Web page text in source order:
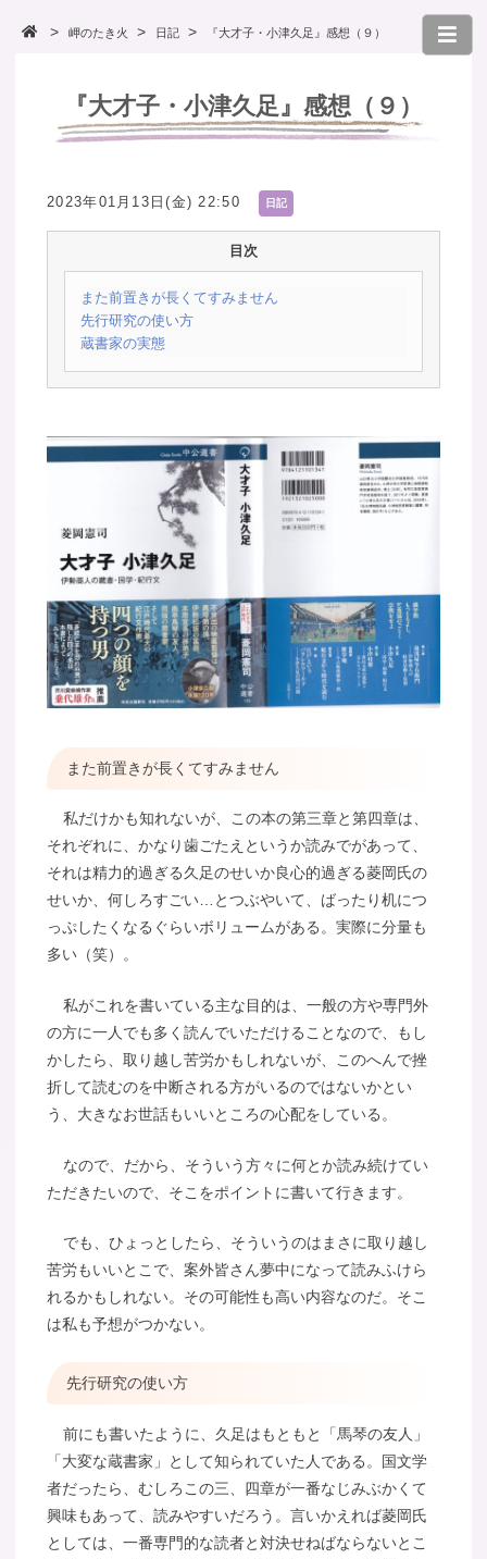
岬のたき火 日記 『大才子・小津久足』感想（９）
『大才子・小津久足』感想（９）
2023年01月13日(金) 22:50 日記
目次
また前置きが長くてすみません
先行研究の使い方
蔵書家の実態
また前置きが長くてすみません
私だけかも知れないが、この本の第三章と第四章は、
それぞれに、かなり歯ごたえというか読みでがあって、
それは精力的過ぎる久足のせいか良心的過ぎる菱岡氏の
せいか、何しろすごい…とつぶやいて、ばったり机につ
っぷしたくなるぐらいボリュームがある。実際に分量も
多い（笑）。
私がこれを書いている主な目的は、一般の方や専門外
の方に一人でも多く読んでいただけることなので、もし
かしたら、取り越し苦労かもしれないが、このへんで挫
折して読むのを中断される方がいるのではないかとい
う、大きなお世話もいいところの心配をしている。
なので、だから、そういう方々に何とか読み続けてい
ただきたいので、そこをポイントに書いて行きます。
でも、ひょっとしたら、そういうのはまさに取り越し
苦労もいいとこで、案外皆さん夢中になって読みふけら
れるかもしれない。その可能性も高い内容なのだ。そこ
は私も予想がつかない。
先行研究の使い方
前にも書いたように、久足はもともと「馬琴の友人」
「大変な蔵書家」として知られていた人である。国文学
者だったら、むしろこの三、四章が一番なじみぶかくて
興味もあって、読みやすいだろう。言いかえれば菱岡氏
としては、一番専門的な読者と対決せねばならないとこ